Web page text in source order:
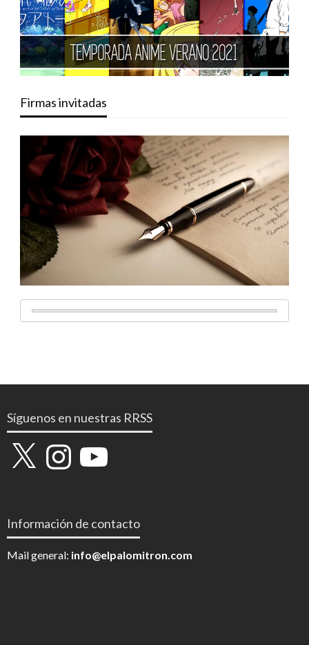
Firmas invitadas
Síguenos en nuestras RRSS
X InstagramYouTube
Información de contacto
Mail general: info@elpalomitron.com